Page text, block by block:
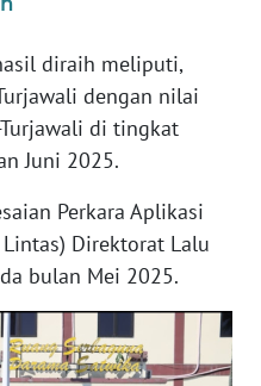
diraih meliputi,
dengan nilai
di tingkat
Juni 2025.
Perkara Aplikasi
Direktorat Lalu
bulan Mei 2025.